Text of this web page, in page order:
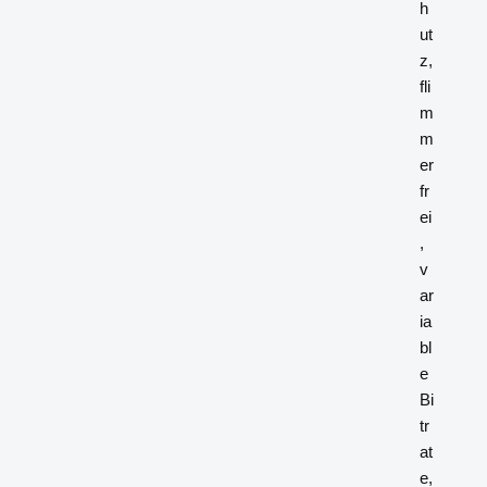
h
ut
z,
fli
m
m
er
fr
ei
,
v
ar
ia
bl
e
Bi
tr
at
e,